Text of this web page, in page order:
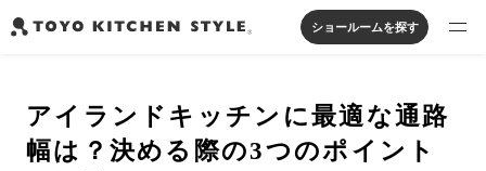
オープンキッチン アイランドキッチン
ペニンシュラキッチン 壁付けキッチン 対面キッチン
システムキッチン
家具・照明・タイル
実例から探す
ショールームを探す
アイランドキッチンに最適な通路
幅は？決める際の3つのポイント